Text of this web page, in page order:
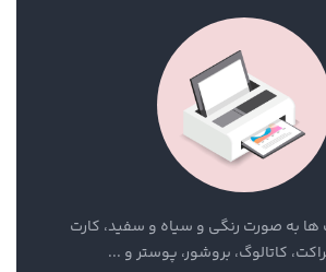
ها به صورت رنگی و سیاه و سفید، کارت
کاتالوگ، بروشور، پوستر و ...